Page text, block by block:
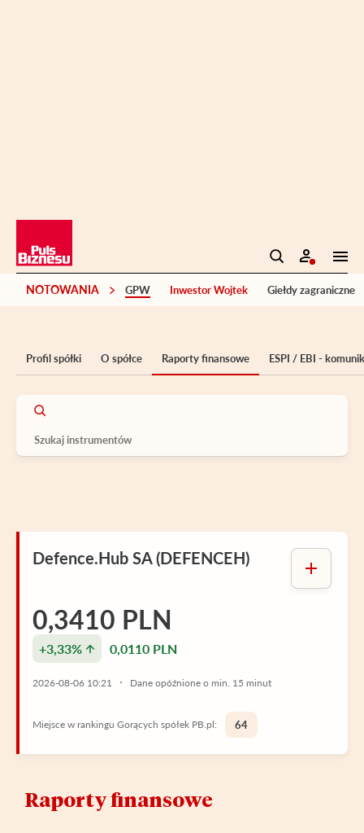
NOTOWANIA GPW Inwestor Wojtek Giełdy zagraniczne
Profil spółki O spółce Raporty finansowe ESPI / EBI -
Defence.Hub SA (DEFENCEH)
0,3410 PLN
+3,33% 0,0110 PLN
2026-08-06 10:21 Dane opóźnione o min. 15 minut
Miejsce w rankingu Gorących spółek PB.pl: 64
Raporty finansowe